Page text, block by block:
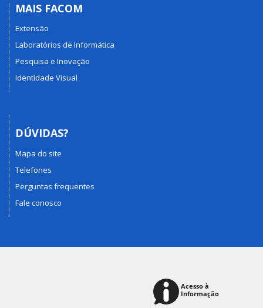
MAIS FACOM
Extensão
Laboratórios de Informática
Pesquisa e Inovação
Identidade Visual
DÚVIDAS?
Mapa do site
Telefones
Perguntas frequentes
Fale conosco